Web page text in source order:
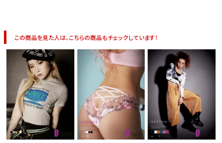
この商品を見た人は、こちらの商品もチェックしています！